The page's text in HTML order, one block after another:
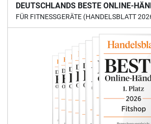
DEUTSCHLANDS BESTE ONLINE-
FÜR FITNESSGERÄTE (HANDELSBLATT